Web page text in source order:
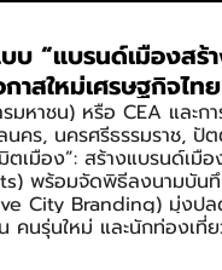
“แบรนด์เมืองสร้
สใหม่เศรษฐกิจไทย
หาชน) หรือ CEA และก
ร, นครศรีธรรมราช, ปั
ตเมือง”: สร้างแบรนด์เ
พร้อมจัดพิธีลงนามบันทึก
City Branding) มุ่ง
นรุ่นใหม่ และนักท่องเที่